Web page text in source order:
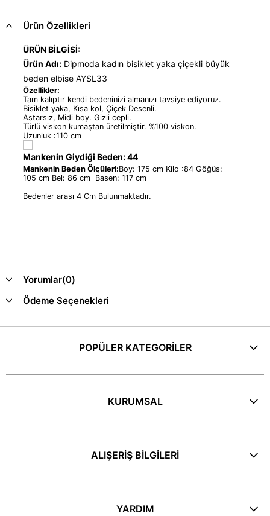
Ürün Özellikleri
ÜRÜN BİLGİSİ:
Ürün Adı: Dipmoda kadın bisiklet yaka çiçekli büyük
beden elbise AYSL33
Özellikler:
Tam kalıptır kendi bedeninizi almanızı tavsiye ediyoruz.
Bisiklet yaka, Kısa kol, Çiçek Desenli.
Astarsız, Midi boy. Gizli cepli.
Türlü viskon kumaştan üretilmiştir. %100 viskon.
Uzunluk :110 cm
Mankenin Giydiği Beden: 44
Mankenin Beden Ölçüleri:Boy: 175 cm Kilo :84 Göğüs:
105 cm Bel: 86 cm Basen: 117 cm
Bedenler arası 4 Cm Bulunmaktadır.
Yorumlar(0)
Ödeme Seçenekleri
POPÜLER KATEGORİLER
KURUMSAL
ALIŞERİŞ BİLGİLERİ
YARDIM